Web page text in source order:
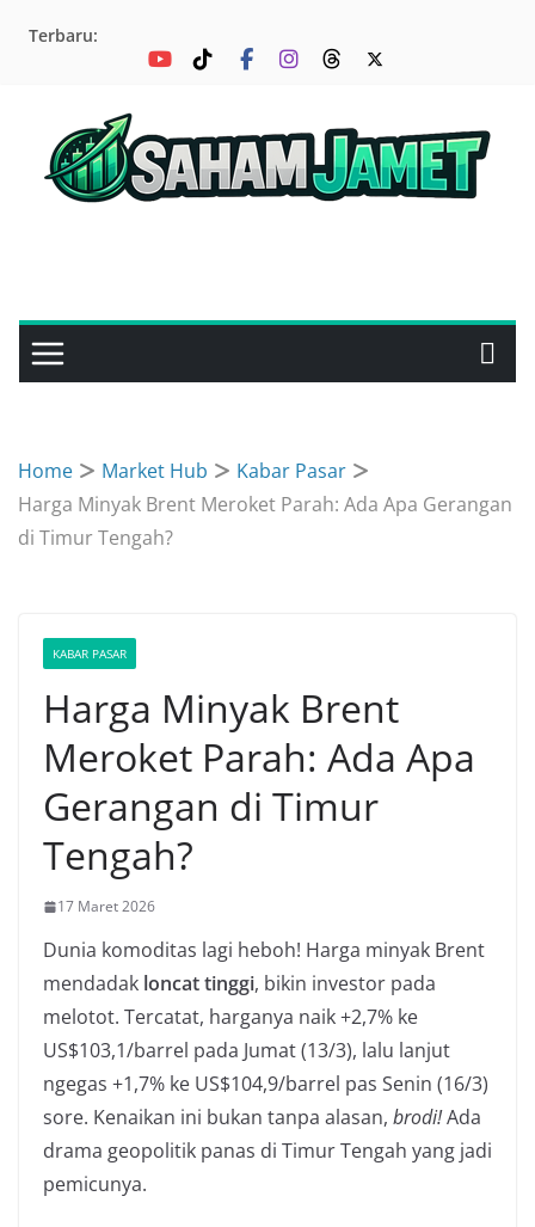
Terbaru:
Home Market Hub
Kabar Pasar
Harga Minyak Brent Meroket Parah: Ada Apa Gerangan
di Timur Tengah?
KABAR PASAR
Harga Minyak Brent
Meroket Parah: Ada Apa
Gerangan di Timur
Tengah?
17 Maret 2026
Dunia komoditas lagi heboh! Harga minyak Brent
mendadak loncat tinggi, bikin investor pada
melotot. Tercatat, harganya naik +2,7% ke
US$103,1/barrel pada Jumat (13/3), lalu lanjut
ngegas +1,7% ke US$104,9/barrel pas Senin (16/3)
sore. Kenaikan ini bukan tanpa alasan, brodi!Ada
drama geopolitik panas di Timur Tengah yang jadi
pemicunya.